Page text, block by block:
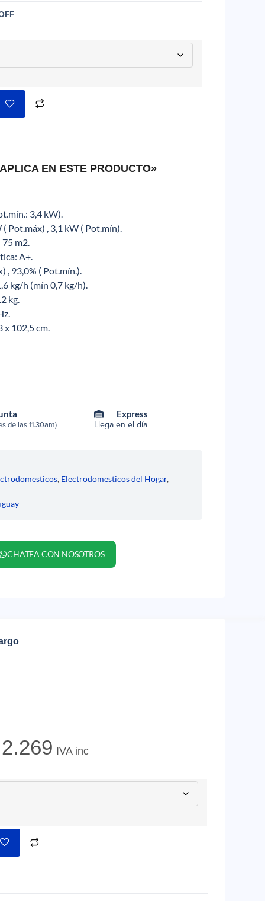
EN ESTE PRODUCTO»
3,4 kW).
Pot.máx) , 3,1 kW ( Pot.mín).
75 m2.
A+.
, 93,0% ( Pot.mín.).
kg/h (mín 0,7 kg/h).
kg.
x 102,5 cm.
de las 11.30am)
Express
Llega en el día
, Electrodomesticos del Hogar,
CHATEA CON NOSOTROS
2.269 IVA inc